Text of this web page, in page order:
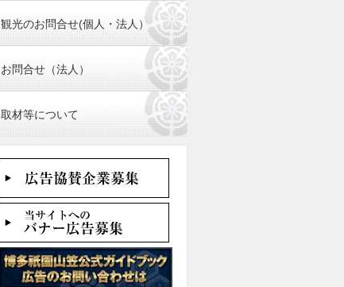
観光のお問合せ(個人・法人）
お問合せ（法人）
取材等について